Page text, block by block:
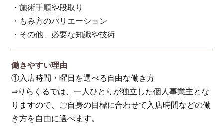
・施術手順や段取り
・もみ方のバリエーション
・その他、必要な知識や技術
働きやすい理由
①入店時間・曜日を選べる自由な働き方
⇒りらくるでは、一人ひとりが独立した個人事業主とな
りますので、ご自身の目標に合わせて入店時間などの働
き方を自由に選べます。